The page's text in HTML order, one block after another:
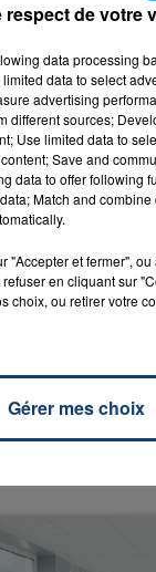
02 Amiens-
RADIO CONTACT
respect de votre
data processing
data to select
advertising
different sources;
Use limited data to
Save and
data to offer following
Match and
"Accepter et fermer",
en cliquant sur
choix, ou retirer votre
Gérer mes choix